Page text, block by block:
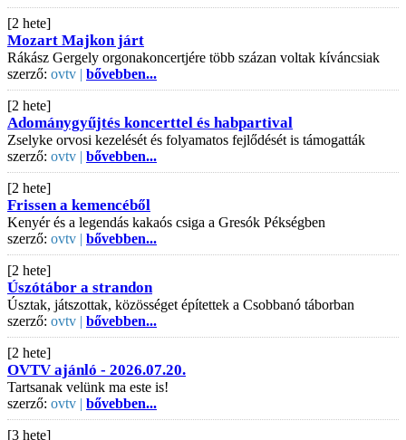
[2 hete]
Mozart Majkon járt
Rákász Gergely orgonakoncertjére több százan voltak kíváncsiak
szerző: ovtv | bővebben...
[2 hete]
Adománygyűjtés koncerttel és habpartival
Zselyke orvosi kezelését és folyamatos fejlődését is támogatták
szerző: ovtv | bővebben...
[2 hete]
Frissen a kemencéből
Kenyér és a legendás kakaós csiga a Gresók Pékségben
szerző: ovtv | bővebben...
[2 hete]
Úszótábor a strandon
Úsztak, játszottak, közösséget építettek a Csobbanó táborban
szerző: ovtv | bővebben...
[2 hete]
OVTV ajánló - 2026.07.20.
Tartsanak velünk ma este is!
szerző: ovtv | bővebben...
[3 hete]